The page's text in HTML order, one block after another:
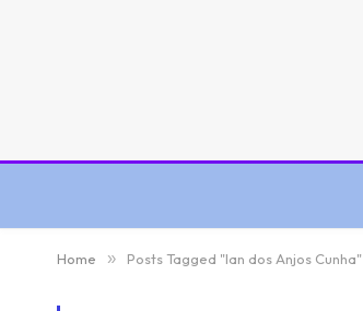
Home » Posts Tagged "Ian dos Anjos Cunha"